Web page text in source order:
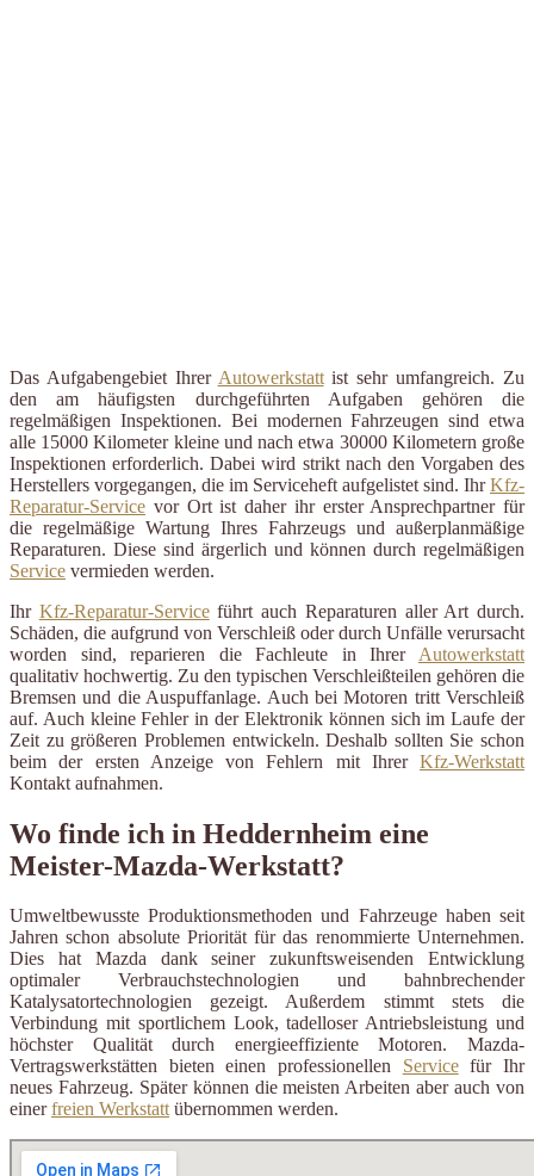
Das Aufgabengebiet Ihrer Autowerkstattist sehr umfangreich. Zu
den am häufigsten durchgeführten Aufgaben gehören die
regelmäßigen Inspektionen. Bei modernen Fahrzeugen sind etwa
alle 15000 Kilometer kleine und nach etwa 30000 Kilometern große
Inspektionen erforderlich. Dabei wird strikt nach den Vorgaben des
Herstellers vorgegangen, die im Serviceheft aufgelistet sind. IhrKfz-
Reparatur-Service vor Ort ist daher ihr erster Ansprechpartner für
die regelmäßige Wartung Ihres Fahrzeugs und außerplanmäßige
Reparaturen. Diese sind ärgerlich und können durch regelmäßigen
Service vermieden werden.
Ihr Kfz-Reparatur-Serviceführt auch Reparaturen aller Art durch.
Schäden, die aufgrund von Verschleiß oder durch Unfälle verursacht
worden sind, reparieren die Fachleute in Ihrer Autowerkstatt
qualitativ hochwertig. Zu den typischen Verschleißteilen gehören die
Bremsen und die Auspuffanlage. Auch bei Motoren tritt Verschleiß
auf. Auch kleine Fehler in der Elektronik können sich im Laufe der
Zeit zu größeren Problemen entwickeln. Deshalb sollten Sie schon
beim der ersten Anzeige von Fehlern mit Ihrer Kfz-Werkstatt
Kontakt aufnahmen.
Wo finde ich in Heddernheim eine
Meister-Mazda-Werkstatt?
Umweltbewusste Produktionsmethoden und Fahrzeuge haben seit
Jahren schon absolute Priorität für das renommierte Unternehmen.
Dies hat Mazda dank seiner zukunftsweisenden Entwicklung
optimaler Verbrauchstechnologien und bahnbrechender
Katalysatortechnologien gezeigt. Außerdem stimmt stets die
Verbindung mit sportlichem Look, tadelloser Antriebsleistung und
höchster Qualität durch energieeffiziente Motoren. Mazda-
Vertragswerkstätten bieten einen professionellen Servicefür Ihr
neues Fahrzeug. Später können die meisten Arbeiten aber auch von
einerfreien Werkstattübernommen werden.